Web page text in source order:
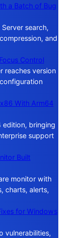
a Batch of Bug
search,
and
Control
reaches version
With Arm64
edition, bringing
support
Built
monitor with
charts, alerts,
for Windows
vulnerabilities,